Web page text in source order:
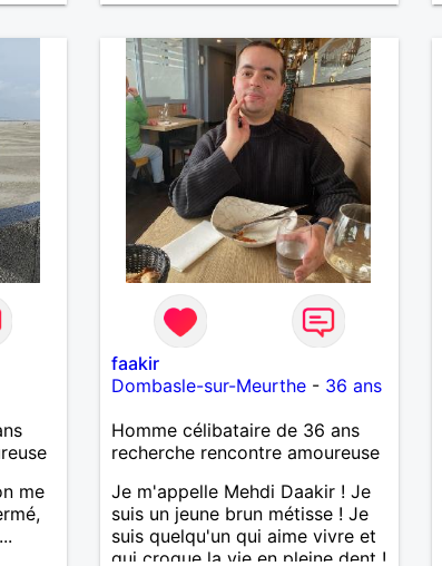
me
faakir
Dombasle-sur-Meurthe- 36 ans
Homme célibataire de 36 ans
recherche rencontre amoureuse
Je m'appelle Mehdi Daakir ! Je
suis un jeune brun métisse ! Je
suis quelqu'un qui aime vivre et
qui croque la vie en pleine dent !